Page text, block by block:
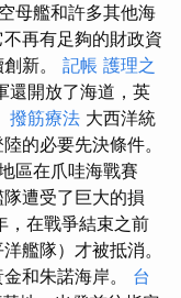
母艦和許多其他海
再有足夠的財政資
新。 記帳 護理之
還開放了海道，英
撥筋療法 大西洋統
的必要先決條件。
區在爪哇海戰賽
遭受了巨大的損
，在戰爭結束之前
艦隊）才被抵消。
和朱諾海岸。 台